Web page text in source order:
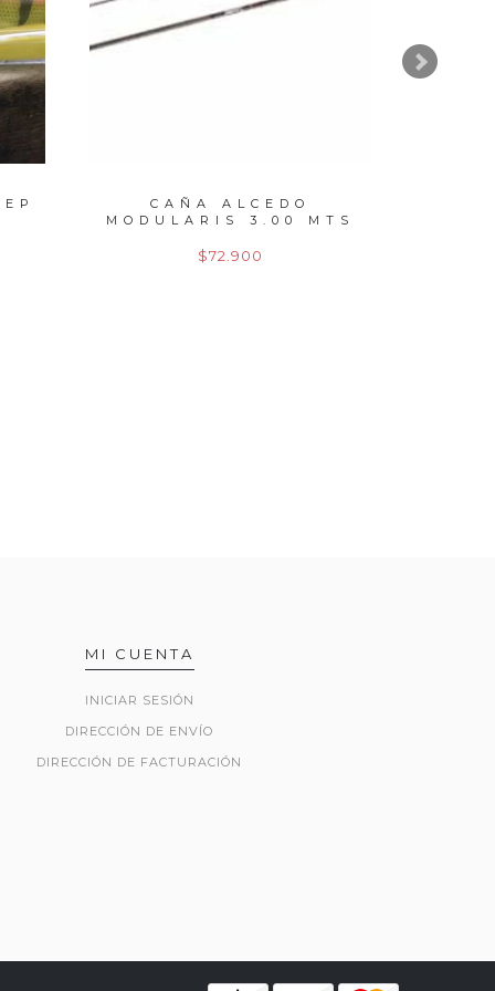
CAÑA ALCEDO
MODULARIS 3.00 MTS
$72.900
MI CUENTA
INICIAR SESIÓN
DIRECCIÓN DE ENVÍO
DIRECCIÓN DE FACTURACIÓN